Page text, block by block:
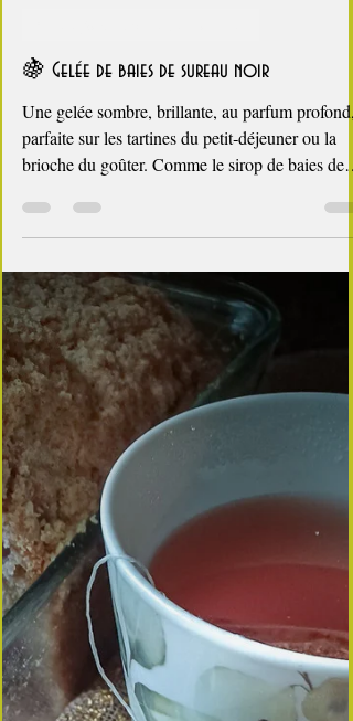
4 min de lecture
Les confitures maison, c'est si bon
🍇 Gelée de baies de sureau noir
Une gelée sombre, brillante, au parfum profond,
parfaite sur les tartines du petit‑déjeuner ou la
brioche du goûter. Comme le sirop de baies de
sureau noir, elle est traditionnellement utilisée
contre les rhumes et les petits maux de l’hiver :
antitussive, antivirale, légèrement
anti‑inflammatoire et expectorante. Et c’est aussi
un délice pour parfumer les yaourts maison. 🌿 À
propos du sureau noir Avant de préparer cette
gelée, assurez‑vous d’utiliser du sureau noir
(Sambucu